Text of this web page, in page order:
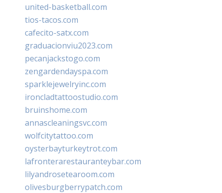
united-basketball.com
tios-tacos.com
cafecito-satx.com
graduacionviu2023.com
pecanjackstogo.com
zengardendayspa.com
sparklejewelryinc.com
ironcladtattoostudio.com
bruinshome.com
annascleaningsvc.com
wolfcitytattoo.com
oysterbayturkeytrot.com
lafronterarestauranteybar.com
lilyandrosetearoom.com
olivesburgberrypatch.com